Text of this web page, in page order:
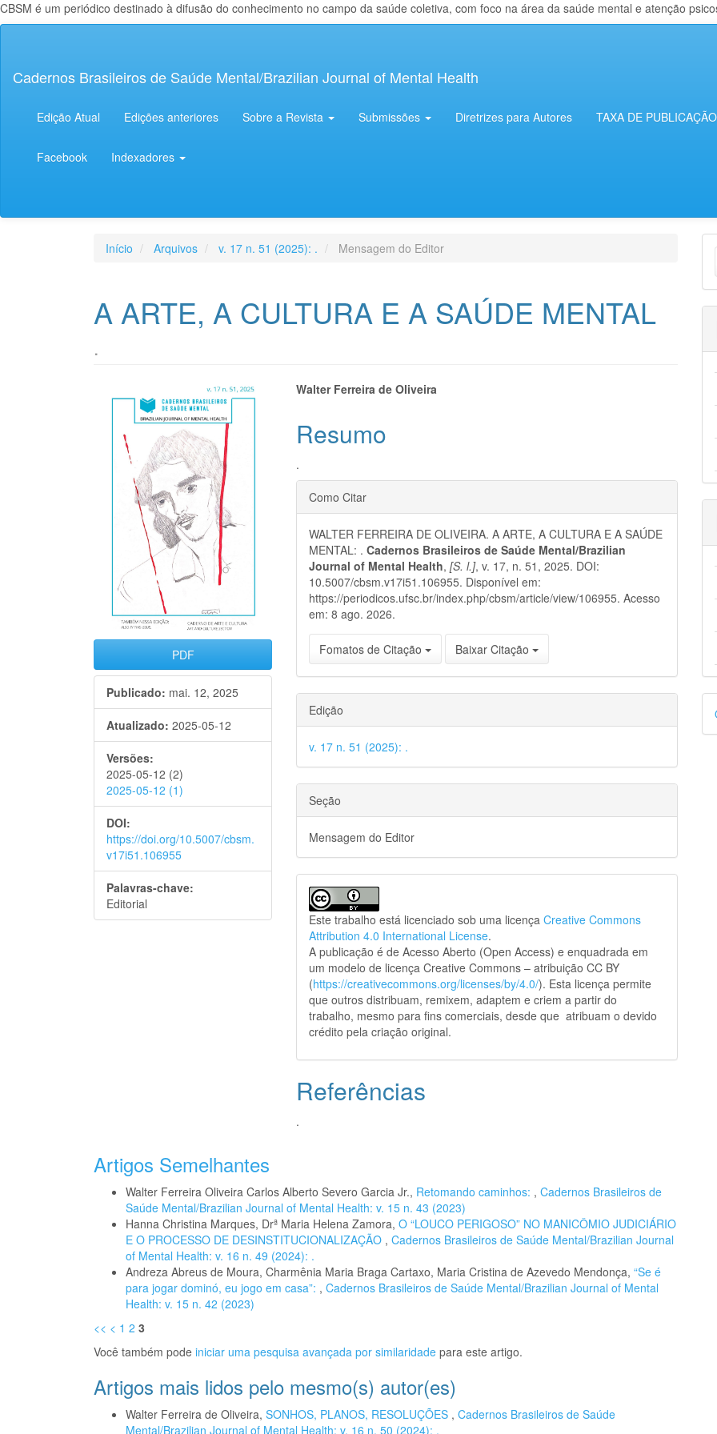
CBSM é um periódico destinado à difusão do conhecimento no campo da saúde coletiva, com foco na área da saúde mental e atenção
principal
Lateral
Cadernos Brasileiros de Saúde Mental/Brazilian Journal of Mental Health
Edição Atual Edições anteriores Sobre a Revista Submissões Diretrizes para Autores TAXA DE PUBLICAÇÃO
Facebook Indexadores
Início Arquivos v. 17 n. 51 (2025): . Mensagem do Editor
A ARTE, A CULTURA E A SAÚDE MENTAL
.
Barra
lateral
artigos
PDF
Publicado: mai. 12, 2025
Atualizado: 2025-05-12
Versões:
2025-05-12 (2)
2025-05-12 (1)
DOI:
https://doi.org/10.5007/cbsm.
v17i51.106955
Palavras-chave:
Editorial
Conteúdo
do
artigo
principal
Walter Ferreira de Oliveira
Resumo
.
Detalhes
do
artigo
Como Citar
WALTER FERREIRA DE OLIVEIRA. A ARTE, A CULTURA E A SAÚDE
MENTAL: .Cadernos Brasileiros de Saúde Mental/Brazilian
Journal of Mental Health,[S. l.], v. 17, n. 51, 2025. DOI:
10.5007/cbsm.v17i51.106955. Disponível em:
https://periodicos.ufsc.br/index.php/cbsm/article/view/106955. Acesso
em: 8 ago. 2026.
Fomatos de Citação Baixar Citação
Edição
v. 17 n. 51 (2025): .
Seção
Mensagem do Editor
Este trabalho está licenciado sob uma licençaCreative Commons
Attribution 4.0 International License.
A publicação é de Acesso Aberto (Open Access) e enquadrada em
um modelo de licença Creative Commons – atribuição CC BY
(https://creativecommons.org/licenses/by/4.0/). Esta licença permite
que outros distribuam, remixem, adaptem e criem a partir do
trabalho, mesmo para fins comerciais, desde que atribuam o devido
crédito pela criação original.
Referências
.
Artigos Semelhantes
Walter Ferreira Oliveira Carlos Alberto Severo Garcia Jr., Retomando caminhos: , Cadernos Brasileiros de
Saúde Mental/Brazilian Journal of Mental Health: v. 15 n. 43 (2023)
Hanna Christina Marques, Drª Maria Helena Zamora, O “LOUCO PERIGOSO” NO MANICÔMIO JUDICIÁRIO
E O PROCESSO DE DESINSTITUCIONALIZAÇÃO , Cadernos Brasileiros de Saúde Mental/Brazilian Journal
of Mental Health: v. 16 n. 49 (2024): .
Andreza Abreus de Moura, Charmênia Maria Braga Cartaxo, Maria Cristina de Azevedo Mendonça, “Se é
para jogar dominó, eu jogo em casa”: , Cadernos Brasileiros de Saúde Mental/Brazilian Journal of Mental
Health: v. 15 n. 42 (2023)
<< < 1 2 3
Você também pode iniciar uma pesquisa avançada por similaridade para este artigo.
Artigos mais lidos pelo mesmo(s) autor(es)
Walter Ferreira de Oliveira, SONHOS, PLANOS, RESOLUÇÕES , Cadernos Brasileiros de Saúde
Mental/Brazilian Journal of Mental Health: v. 16 n. 50 (2024): .